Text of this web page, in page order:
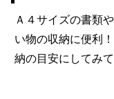
Ａ４サイズの書類
い物の収納に便利
納の目安にしてみて